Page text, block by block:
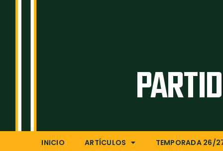
INICIO ARTÍCULOS TEMPORADA 26/